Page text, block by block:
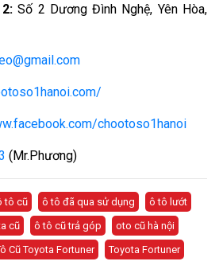
2:Số 2 Dương Đình Nghệ, Yên Hòa,
chootoso1hanoi
(Mr.Phương)
tô cũ ô tô đã qua sử dụng
ô tô lướt
cũ ô tô cũ trả góp
oto cũ hà nội
Cũ Toyota Fortuner Toyota Fortuner